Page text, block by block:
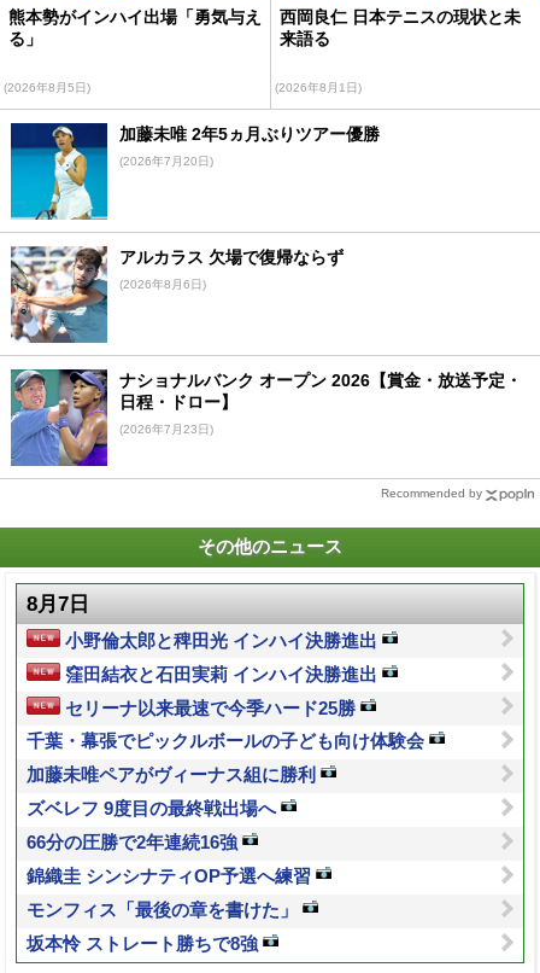
熊本勢がインハイ出場「勇気与え
る」
(2026年8月5日)
西岡良仁 日本テニスの現状と未
来語る
(2026年8月1日)
加藤未唯 2年5ヵ月ぶりツアー優勝
(2026年7月20日)
アルカラス 欠場で復帰ならず
(2026年8月6日)
ナショナルバンク オープン 2026【賞金・放送予定・
日程・ドロー】
(2026年7月23日)
Recommended by
その他のニュース
8月7日
小野倫太郎と稗田光 インハイ決勝進出
窪田結衣と石田実莉 インハイ決勝進出
セリーナ以来最速で今季ハード25勝
千葉・幕張でピックルボールの子ども向け体験会
加藤未唯ペアがヴィーナス組に勝利
ズベレフ 9度目の最終戦出場へ
66分の圧勝で2年連続16強
錦織圭 シンシナティOP予選へ練習
モンフィス「最後の章を書けた」
坂本怜 ストレート勝ちで8強